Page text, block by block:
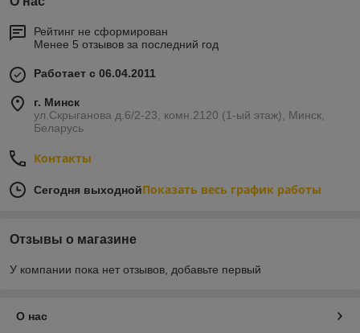
Рейтинг не сформирован
Менее 5 отзывов за последний год
Работает с 06.04.2011
г. Минск
ул.Скрыганова д.6/2-23, комн.2120 (1-ый этаж), Минск,
Беларусь
Контакты
Сегодня выходнойПоказать весь график работы
Отзывы о магазине
У компании пока нет отзывов, добавьте первый
О нас